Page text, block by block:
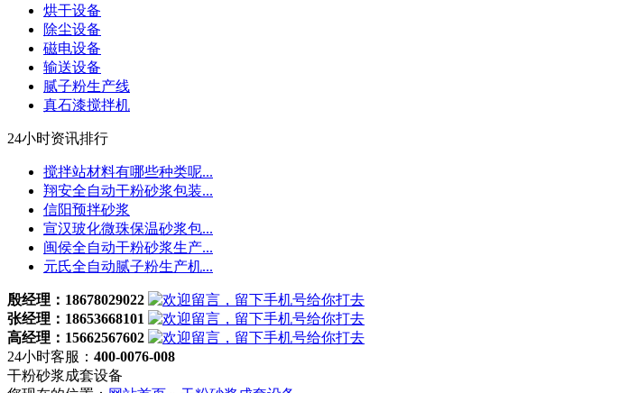
烘干设备
除尘设备
磁电设备
输送设备
腻子粉生产线
真石漆搅拌机
24小时资讯排行
搅拌站材料有哪些种类呢...
翔安全自动干粉砂浆包装...
信阳预拌砂浆
宣汉玻化微珠保温砂浆包...
闽侯全自动干粉砂浆生产...
元氏全自动腻子粉生产机...
殷经理：18678029022
张经理：18653668101
高经理：15662567602
24小时客服： 400-0076-008
干粉砂浆成套设备